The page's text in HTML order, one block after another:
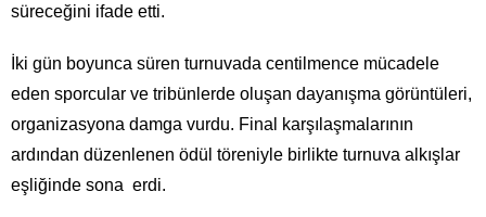
süreceğini ifade etti.
İki gün boyunca süren turnuvada centilmence mücadele
eden sporcular ve tribünlerde oluşan dayanışma görüntüleri,
organizasyona damga vurdu. Final karşılaşmalarının
ardından düzenlenen ödül töreniyle birlikte turnuva alkışlar
eşliğinde sona erdi.